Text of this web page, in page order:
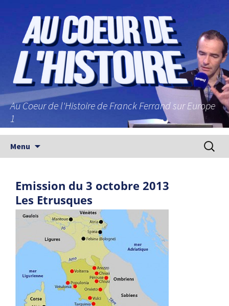
Au Coeur de l'Histoire de Franck Ferrand sur Europe
1
Menu
Emission du 3 octobre 2013
Les Etrusques